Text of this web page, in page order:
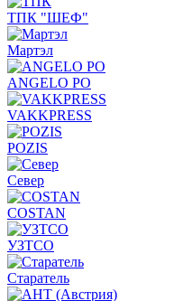
ТПК "ШЕФ"
Мартэл
ANGELO PO
VAKKPRESS
POZIS
Север
COSTAN
УЗТСО
Старатель